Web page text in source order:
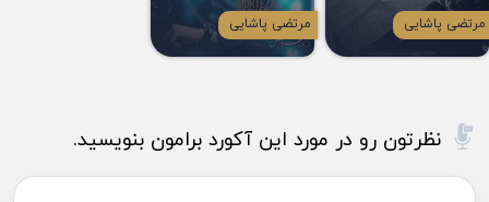
مرتضی پاشایی مرتضی پاشایی
نظرتون رو در مورد این آکورد برامون بنویسید.